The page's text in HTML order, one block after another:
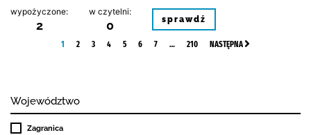
wypożyczone:
2
w czytelni:
0 sprawdź
1 2 3 4 5 6 7 … 210 NASTĘPNA
Województwo
Zagranica